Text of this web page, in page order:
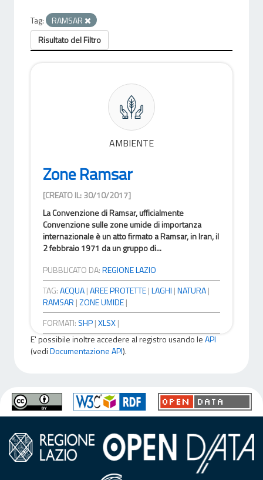
Tag:
RAMSAR
Risultato del Filtro
AMBIENTE
Zone Ramsar
[CREATO IL: 30/10/2017]
La Convenzione di Ramsar, ufficialmente
Convenzione sulle zone umide di importanza
internazionale è un atto firmato a Ramsar, in Iran, il
2 febbraio 1971 da un gruppo di...
PUBBLICATO DA:REGIONE LAZIO
TAG:ACQUA|AREE PROTETTE|LAGHI |NATURA|
RAMSAR |ZONE UMIDE|
FORMATI: SHP|XLSX|
E' possibile inoltre accedere al registro usando leAPI
(vediDocumentazione API).